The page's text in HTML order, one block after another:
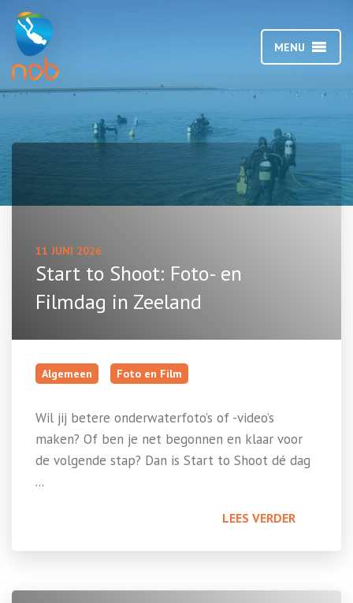
MENU
11 JUNI 2026
Start to Shoot: Foto- en
Filmdag in Zeeland
Algemeen Foto en Film
Wil jij betere onderwaterfoto’s of -video’s
maken? Of ben je net begonnen en klaar voor
de volgende stap? Dan is Start to Shoot dé dag
...
LEES VERDER